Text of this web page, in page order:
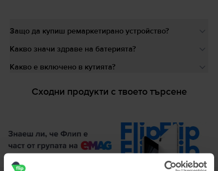
Защо да купиш ремаркетирано устройство?
Какво значи здраве на батерията?
Какво е включено в кутията?
Сходни продукти с твоето търсене